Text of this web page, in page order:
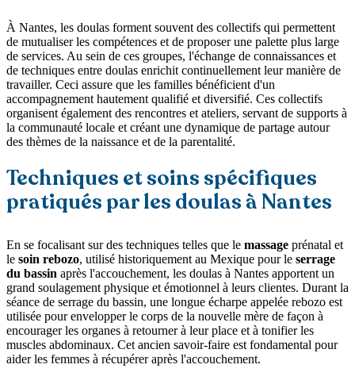
À Nantes, les doulas forment souvent des collectifs qui permettent
de mutualiser les compétences et de proposer une palette plus large
de services. Au sein de ces groupes, l'échange de connaissances et
de techniques entre doulas enrichit continuellement leur manière de
travailler. Ceci assure que les familles bénéficient d'un
accompagnement hautement qualifié et diversifié. Ces collectifs
organisent également des rencontres et ateliers, servant de supports à
la communauté locale et créant une dynamique de partage autour
des thèmes de la naissance et de la parentalité.
Techniques et soins spécifiques
pratiqués par les doulas à Nantes
En se focalisant sur des techniques telles que le massage prénatal et
le soin rebozo, utilisé historiquement au Mexique pour le serrage
du bassin après l'accouchement, les doulas à Nantes apportent un
grand soulagement physique et émotionnel à leurs clientes. Durant la
séance de serrage du bassin, une longue écharpe appelée rebozo est
utilisée pour envelopper le corps de la nouvelle mère de façon à
encourager les organes à retourner à leur place et à tonifier les
muscles abdominaux. Cet ancien savoir-faire est fondamental pour
aider les femmes à récupérer après l'accouchement.